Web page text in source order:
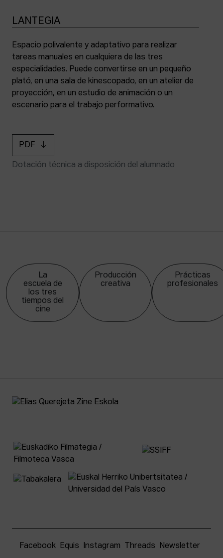
LANTEGIA
Espacio polivalente y adaptativo para realizar
tareas manuales en cualquiera de las tres
especialidades. Puede convertirse en un pequeño
plató, en una sala de kinescopado, en un atelier de
proyección, en un estudio de animación o un
escenario para el trabajo performativo.
PDF
Dotación técnica a disposición del alumnado
La
escuela de
los tres
tiempos del
cine
Producción
creativa
Prácticas
profesionales
Facebook Equis Instagram Threads Newsletter